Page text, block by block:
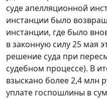
суде апелляционной
инстанции было
инстанции, где было
в законную силу 25 мая
решение суда при
судебном процессе). В
взыскано более 2,4 млн
уплате госпошлины в